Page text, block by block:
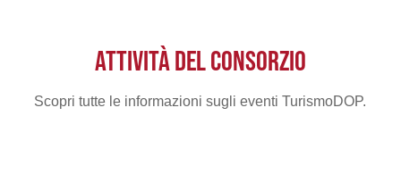
ATTIVITÀ DEL CONSORZIO
Scopri tutte le informazioni sugli eventi TurismoDOP.